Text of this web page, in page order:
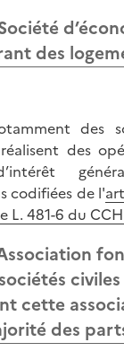
des
des
des
codifiées de l'
L. 481-6 du CCH
cette
des